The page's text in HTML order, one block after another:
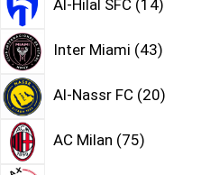
Al-Hilal SFC 14
Inter Miami 43
Al-Nassr FC 20
AC Milan 75